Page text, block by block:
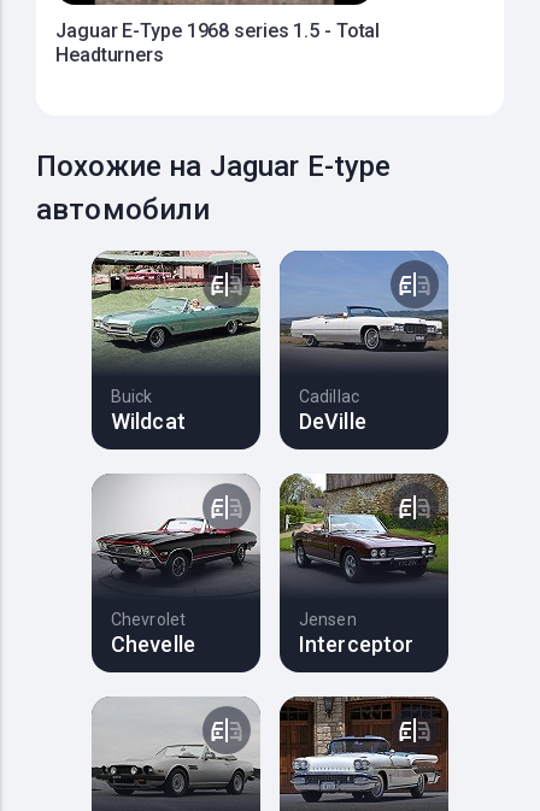
Jaguar E-Type 1968 series 1.5 - Total
Headturners
Похожие на Jaguar E-type
автомобили
Buick
Wildcat
Cadillac
DeVille
Chevrolet
Chevelle
Jensen
Interceptor